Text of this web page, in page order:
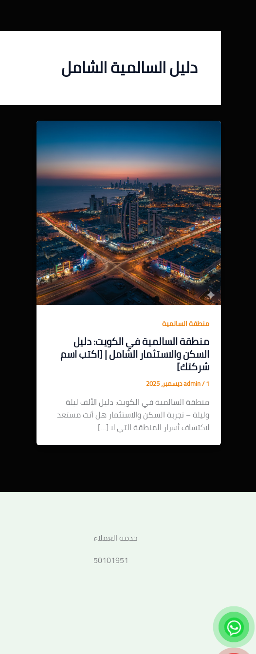
دليل السالمية الشامل
منطقة السالمية
منطقة السالمية في الكويت: دليل
السكن والاستثمار الشامل | [اكتب اسم
شركتك]
admin/1 ديسمبر، 2025
منطقة السالمية في الكويت: دليل الألف ليلة
وليلة – تجربة السكن والاستثمار هل أنت مستعد
لاكتشاف أسرار المنطقة التي لا […]
خدمة العملاء
50101951